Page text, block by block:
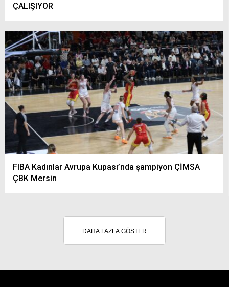
ÇALIŞIYOR
FIBA Kadınlar Avrupa Kupası’nda şampiyon ÇİMSA
ÇBK Mersin
DAHA FAZLA GÖSTER